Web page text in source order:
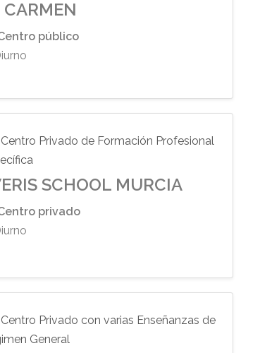
CARMEN
público
Centro Privado de Formación Profesional
SCHOOL MURCIA
privado
Centro Privado con varias Enseñanzas de
General